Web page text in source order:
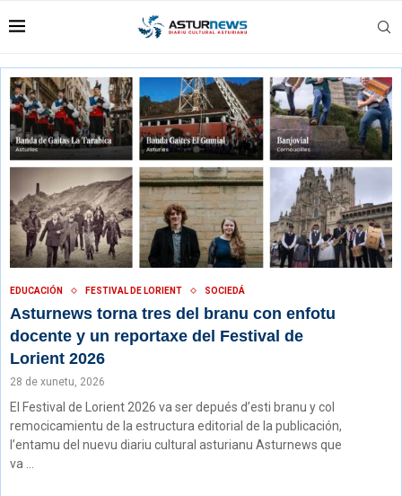
EDUCACIÓN FESTIVAL DE LORIENT SOCIEDÁ
Asturnews torna tres del branu con enfotu
docente y un reportaxe del Festival de
Lorient 2026
28 de xunetu, 2026
El Festival de Lorient 2026 va ser depués d’esti branu y col
remocicamientu de la estructura editorial de la publicación,
l’entamu del nuevu diariu cultural asturianu Asturnews que
va …